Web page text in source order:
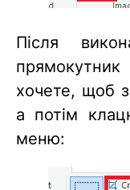
Після
хочете, щоб
а потім
меню: